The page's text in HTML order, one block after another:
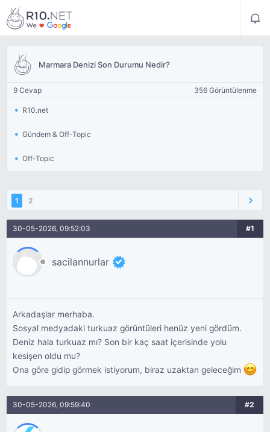
Marmara Denizi Son Durumu Nedir?
9 Cevap 356 Görüntülenme
R10.net
Gündem & Off-Topic
Off-Topic
1 2
30-05-2026, 09:52:03 #1
sacilannurlar
Arkadaşlar merhaba.
Sosyal medyadaki turkuaz görüntüleri henüz yeni gördüm.
Deniz hala turkuaz mı? Son bir kaç saat içerisinde yolu
kesişen oldu mu?
Ona göre gidip görmek istiyorum, biraz uzaktan geleceğim
30-05-2026, 09:59:40 #2